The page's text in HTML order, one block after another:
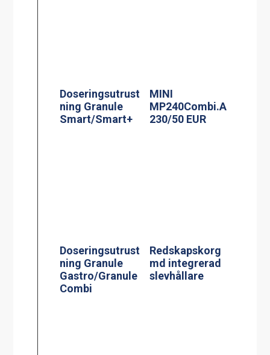
Doseringsutrust
ning Granule
Smart/Smart+
MINI
MP240Combi.A
230/50 EUR
Doseringsutrust
ning Granule
Gastro/Granule
Combi
Redskapskorg
md integrerad
slevhållare